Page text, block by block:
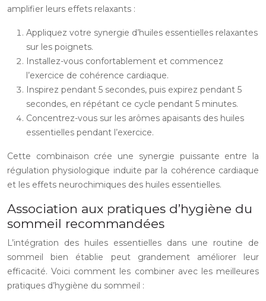
amplifier leurs effets relaxants :
Appliquez votre synergie d’huiles essentielles relaxantes
sur les poignets.
Installez-vous confortablement et commencez
l’exercice de cohérence cardiaque.
Inspirez pendant 5 secondes, puis expirez pendant 5
secondes, en répétant ce cycle pendant 5 minutes.
Concentrez-vous sur les arômes apaisants des huiles
essentielles pendant l’exercice.
Cette combinaison crée une synergie puissante entre la
régulation physiologique induite par la cohérence cardiaque
et les effets neurochimiques des huiles essentielles.
Association aux pratiques d’hygiène du
sommeil recommandées
L’intégration des huiles essentielles dans une routine de
sommeil bien établie peut grandement améliorer leur
efficacité. Voici comment les combiner avec les meilleures
pratiques d’hygiène du sommeil :